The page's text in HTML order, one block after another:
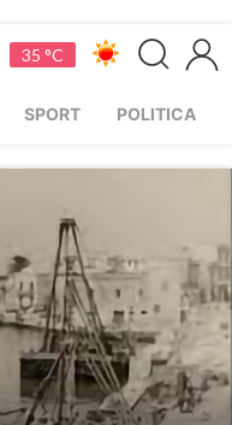
35 °C
SPORT POLITICA